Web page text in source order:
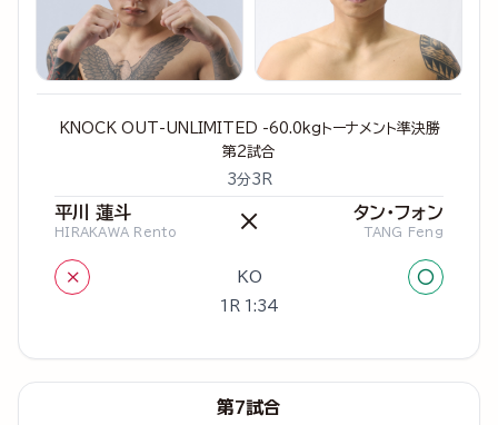
KNOCK OUT-UNLIMITED -60.0kgトーナメント準決勝
第2試合
3分3R
平川 蓮斗
HIRAKAWA Rento × タン・フォン
TANG Feng
× KO ○
1R 1:34
第7試合